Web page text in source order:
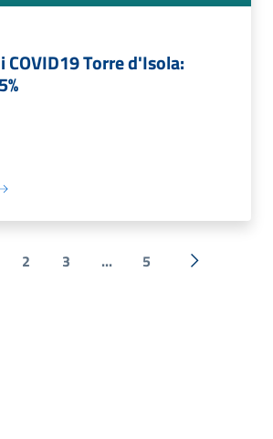
COVID19 Torre d'Isola:
2 3 ... 5 Successiva